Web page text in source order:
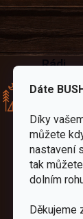
Dáte
Díky
můžete
nastavení
tak
dolním
Děkujeme
Rádi
vám s
výběrem
další